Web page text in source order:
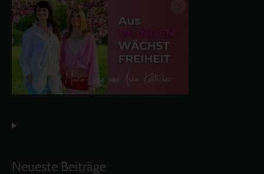
Neueste Beiträge